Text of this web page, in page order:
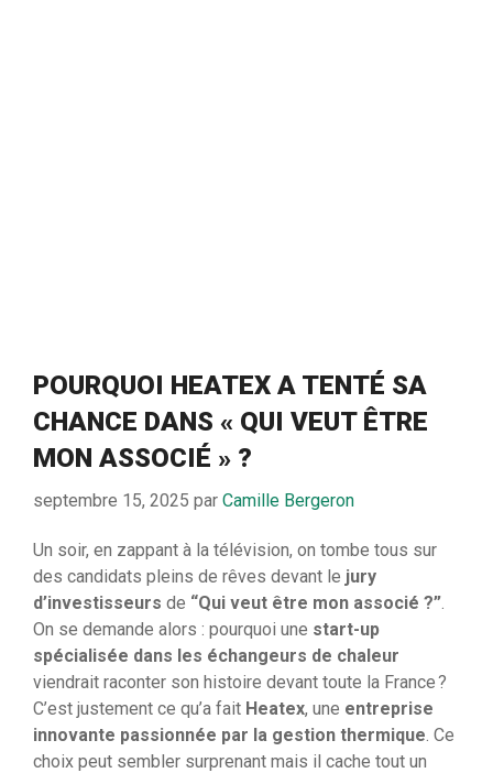
POURQUOI HEATEX A TENTÉ SA
CHANCE DANS « QUI VEUT ÊTRE
MON ASSOCIÉ » ?
septembre 15, 2025 par Camille Bergeron
Un soir, en zappant à la télévision, on tombe tous sur
des candidats pleins de rêves devant le jury
d’investisseurs de “Qui veut être mon associé ?”
On se demande alors : pourquoi une start-up
spécialisée dans les échangeurs de chaleur
viendrait raconter son histoire devant toute la France ?
C’est justement ce qu’a fait Heatex, une entreprise
innovante passionnée par la gestion thermique . Ce
choix peut sembler surprenant mais il cache tout un